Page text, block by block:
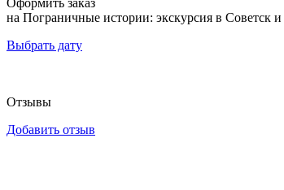
на Пограничные истории: экскурсия в Советск
Выбрать дату
Отзывы
Добавить отзыв